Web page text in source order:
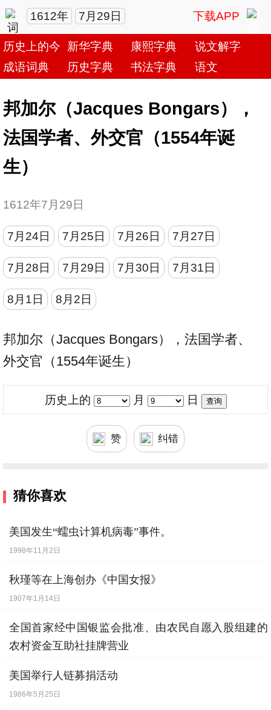
1612年 7月29日 下载APP
历史上的今天新华字典 康熙字典
说文解字
成语词典
历史字典 书法字典 语文
邦加尔（Jacques Bongars），
法国学者、外交官（1554年诞
生）
1612年7月29日
7月24日 7月25日 7月26日 7月27日
7月28日 7月29日 7月30日 7月31日
8月1日 8月2日
邦加尔（Jacques Bongars），法国学者、
外交官（1554年诞生）
历史上的 月 日
赞 纠错
猜你喜欢
美国发生“蠕虫计算机病毒”事件。
1998年11月2日
秋瑾等在上海创办《中国女报》
1907年1月14日
全国首家经中国银监会批准、由农民自愿入股组建的
农村资金互助社挂牌营业
美国举行人链募捐活动
1986年5月25日